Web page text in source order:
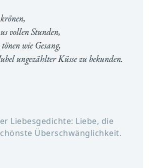
vollen Stunden,
wie Gesang,
ungezählter Küsse zu bekunden.
Liebesgedichte: Liebe, die
Überschwänglichkeit.